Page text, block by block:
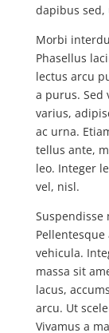
dapibus sed,
Morbi
Phasellus
lectus arcu
a purus. Sed
varius,
ac urna.
tellus ante,
leo. Integer
vel, nisl.
Suspendisse
vehicula.
massa sit
lacus,
arcu. Ut
Vivamus a